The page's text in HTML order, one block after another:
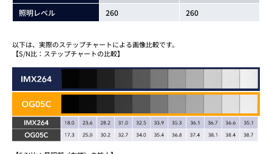
照明レベル 260 260
以下は、実際のステップチャートによる画像比較です。
【S/N比：ステップチャートの比較】